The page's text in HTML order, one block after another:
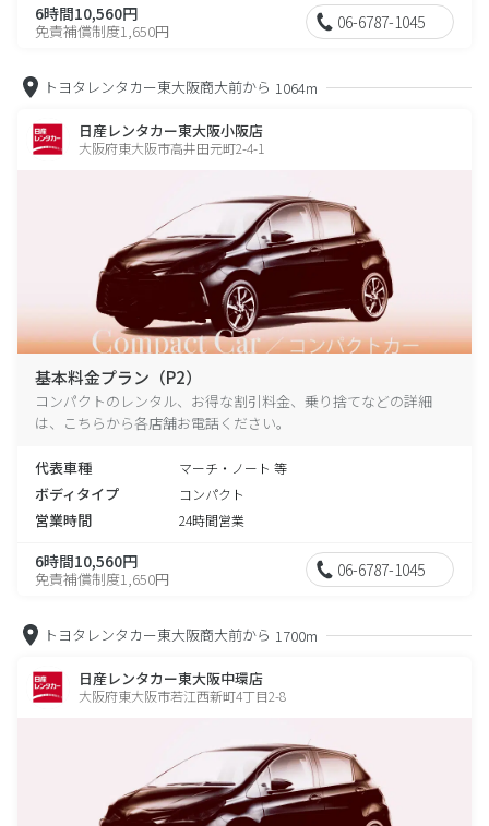
6時間10,560円
免責補償制度1,650円 06-6787-1045
トヨタレンタカー東大阪商大前から 1064m
日産レンタカー東大阪小阪店
大阪府東大阪市高井田元町2-4-1
基本料金プラン（P2）
コンパクトのレンタル、お得な割引料金、乗り捨てなどの詳細
は、こちらから各店舗お電話ください。
代表車種 マーチ・ノート 等
ボディタイプ コンパクト
営業時間 24時間営業
6時間10,560円
免責補償制度1,650円 06-6787-1045
トヨタレンタカー東大阪商大前から 1700m
日産レンタカー東大阪中環店
大阪府東大阪市若江西新町4丁目2-8